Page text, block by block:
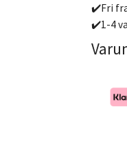
✔️Fri
✔️1-4